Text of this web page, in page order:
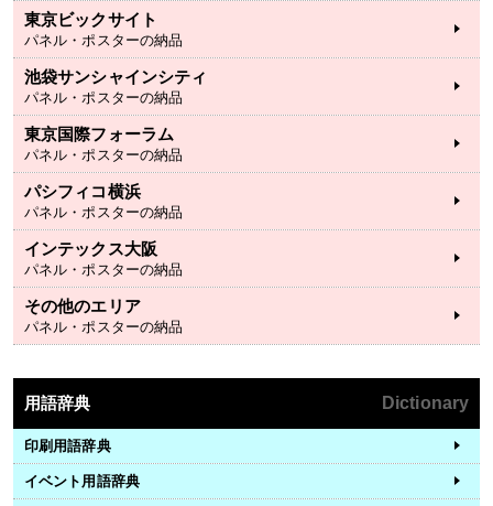
東京ビックサイト
パネル・ポスターの納品
池袋サンシャインシティ
パネル・ポスターの納品
東京国際フォーラム
パネル・ポスターの納品
パシフィコ横浜
パネル・ポスターの納品
インテックス大阪
パネル・ポスターの納品
その他のエリア
パネル・ポスターの納品
用語辞典 Dictionary
印刷用語辞典
イベント用語辞典